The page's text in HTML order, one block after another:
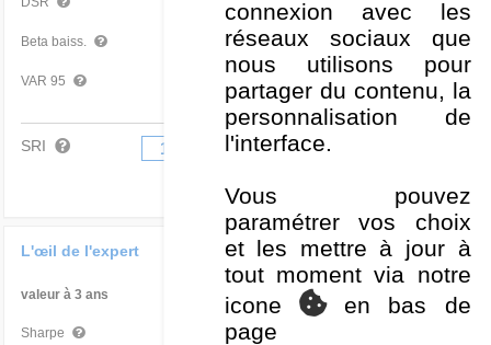
Beta baiss. 0,89 Mauvais
VAR 95
SRI 1 3 4
L'œil de l'expert
valeur à 3 ans Par rapport à la Cat
Sharpe -0,28
connexion avec les
réseaux sociaux que
nous utilisons pour
partager du contenu, la
personnalisation de
l'interface.
Vous pouvez
paramétrer vos choix
et les mettre à jour à
tout moment via notre
icone
en bas de
page